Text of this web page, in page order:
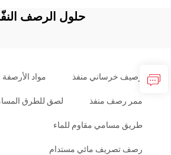
حلول الرصف
رصيف خرساني منفذ مواد الأرصفة
ممر رصف منفذ لصق للطرق
طريق مسامي مقاوم للماء
رصف تصريف مائي مستدام